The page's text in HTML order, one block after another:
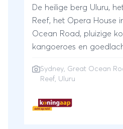
De heilige berg Uluru,
Reef, het Opera House
Ocean Road, pluizige
kangoeroes en
naar Down Under te
ieders wenslijstje
koning Aap Australië
Sydney, Great Ocean
Reef, Uluru